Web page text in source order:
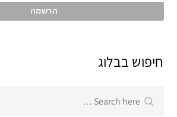
חיפוש בבלוג
for:
Search